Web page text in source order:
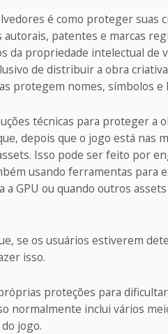
é como proteger suas
patentes e marcas
da propriedade intelectual de
de distribuir a obra
protegem nomes, símbolos e
técnicas para proteger a
depois que o jogo está nas
Isso pode ser feito por
usando ferramentas para
GPU ou quando outros
se os usuários estiverem
isso.
proteções para
normalmente inclui vários
jogo.